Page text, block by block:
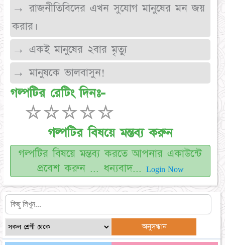
→ রাজনীতিবিদের এখন সুযোগ মানুষের মন জয়
করার।
→ একই মানুষের ২বার মৃত্যু
→ মানুষকে ভালবাসুন!
গল্পটির রেটিং দিনঃ-
☆
☆
☆
☆
☆
গল্পটির বিষয়ে মন্তব্য করুন
গল্পটির বিষয়ে মন্তব্য করতে আপনার একাউন্টে
প্রবেশ করুন ... ধন্যবাদ...
Login Now